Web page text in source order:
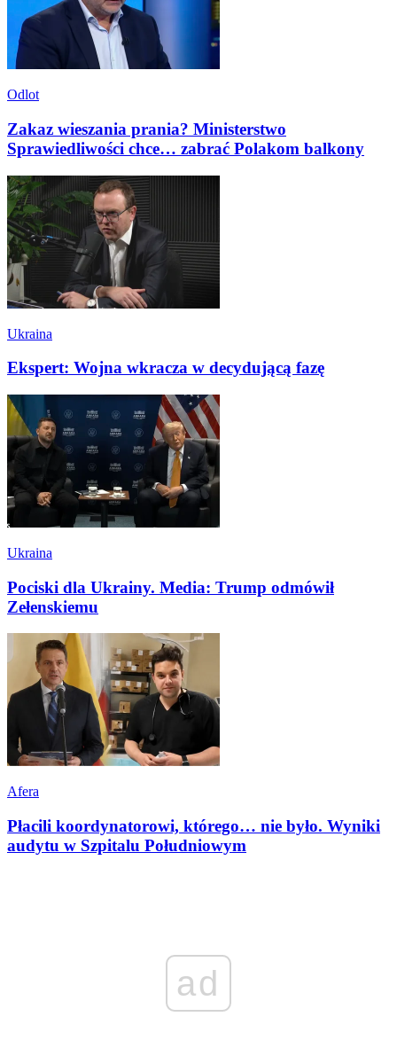
Odlot
Zakaz wieszania prania? Ministerstwo
Sprawiedliwości chce… zabrać Polakom balkony
Ukraina
Ekspert: Wojna wkracza w decydującą fazę
Ukraina
Pociski dla Ukrainy. Media: Trump odmówił
Zełenskiemu
Afera
Płacili koordynatorowi, którego… nie było. Wyniki
audytu w Szpitalu Południowym
ad